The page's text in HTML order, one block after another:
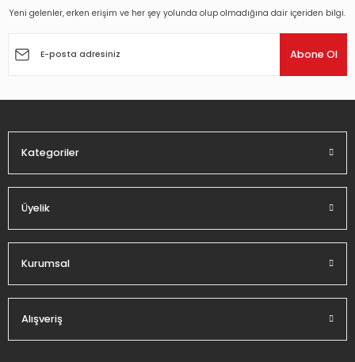
Ürün açıklamasında eksik bilgiler bulunuyor.
Yeni gelenler, erken erişim ve her şey yolunda olup olmadığına dair içeriden bilgi.
Abone Ol
Kategoriler
Üyelik
Kurumsal
Alışveriş